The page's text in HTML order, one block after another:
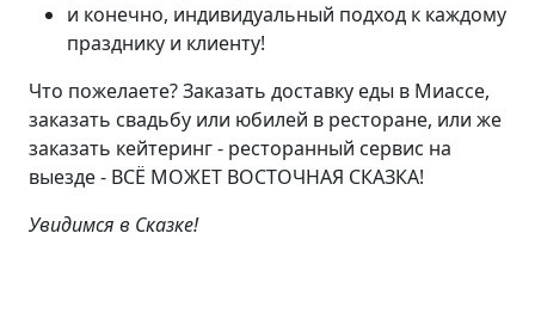
и конечно, индивидуальный подход к каждому
празднику и клиенту!
Что пожелаете? Заказать доставку еды в Миассе,
заказать свадьбу или юбилей в ресторане, или же
заказать кейтеринг - ресторанный сервис на
выезде - ВСЁ МОЖЕТ ВОСТОЧНАЯ СКАЗКА!
Увидимся в Сказке!